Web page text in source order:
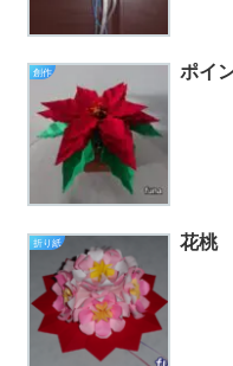
創作 ポイ
折り紙 花桃